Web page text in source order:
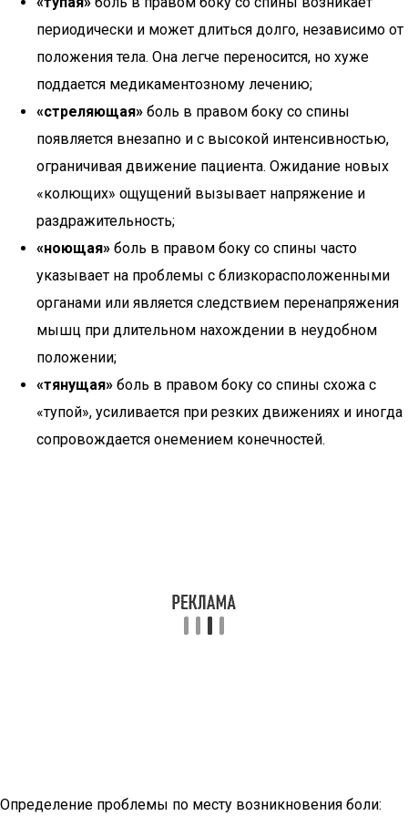
периодически и может длиться долго, независимо от
положения тела. Она легче переносится, но хуже
поддается медикаментозному лечению;
«стреляющая» боль в правом боку со спины
появляется внезапно и с высокой интенсивностью,
ограничивая движение пациента. Ожидание новых
«колющих» ощущений вызывает напряжение и
раздражительность;
«ноющая» боль в правом боку со спины часто
указывает на проблемы с близкорасположенными
органами или является следствием перенапряжения
мышц при длительном нахождении в неудобном
положении;
«тянущая» боль в правом боку со спины схожа с
«тупой», усиливается при резких движениях и иногда
сопровождается онемением конечностей.
Определение проблемы по месту возникновения боли: